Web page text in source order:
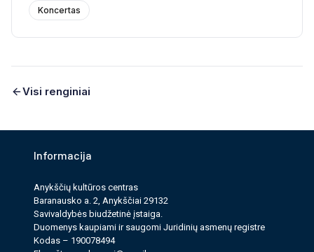
Koncertas
Visi renginiai
Informacija
Anykščių kultūros cen­tras
Baranausko a. 2, Anykščiai 29132
Savi­valdy­bės biudžet­inė įstaiga.
Duomenys kau­pi­ami ir saugomi Juri­dinių asmenų reg­istre
Kodas – 190078494